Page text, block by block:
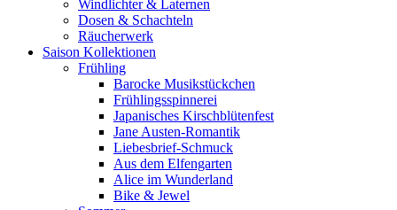
Windlichter & Laternen
Dosen & Schachteln
Räucherwerk
Saison Kollektionen
Frühling
Barocke Musikstückchen
Frühlingsspinnerei
Japanisches Kirschblütenfest
Jane Austen-Romantik
Liebesbrief-Schmuck
Aus dem Elfengarten
Alice im Wunderland
Bike & Jewel